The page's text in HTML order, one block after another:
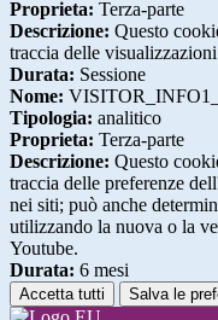
Proprieta: Terza-parte
Descrizione: Questo
traccia delle
Durata: Sessione
Nome:
Tipologia: analitico
Proprieta: Terza-parte
Descrizione: Questo
traccia delle preferenze
nei siti; può anche
utilizzando la nuova o la
Youtube.
Durata: 6 mesi
Accetta tutti Salva le